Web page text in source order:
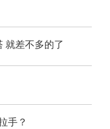
就差不多的了
手？